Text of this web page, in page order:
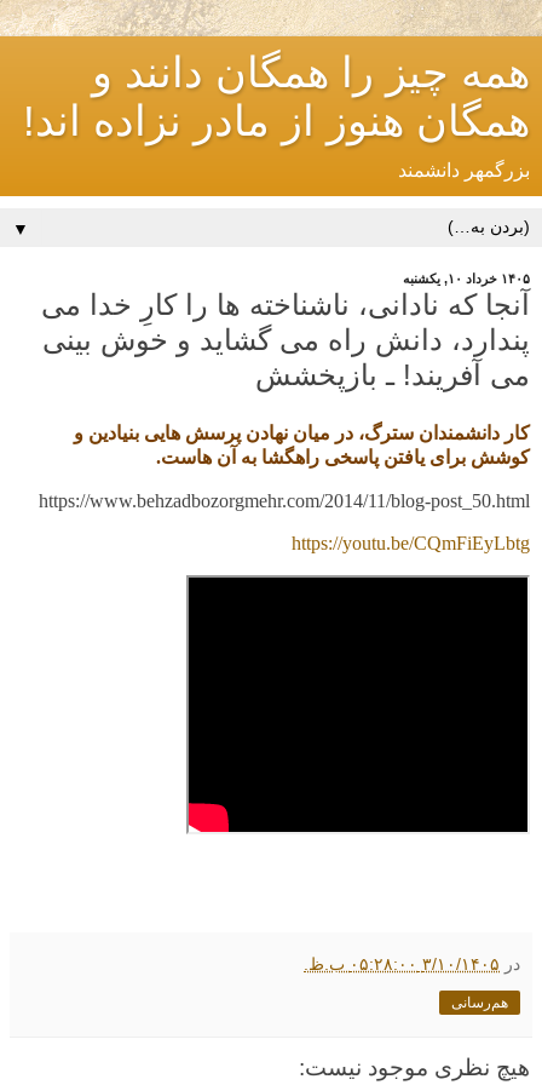
همه چیز را همگان دانند و
همگان هنوز از مادر نزاده اند!
بزرگمهر دانشمند
▼
۱۴۰۵ خرداد ۱۰, یکشنبه
آنجا که نادانی، ناشناخته ها را کارِ خدا می
پندارد، دانش راه می گشاید و خوش بینی
می آفریند! ـ بازپخشش
کار دانشمندان سترگ، در میان نهادن پرسش هایی بنیادین و
کوشش برای یافتن پاسخی راهگشا به آن هاست.
https://www.behzadbozorgmehr.com/2014/11/blog-post_50.html
https://youtu.be/CQmFiEyLbtg
در ۳/۱۰/۱۴۰۵ ۰۵:۲۸:۰۰ ب.ظ.
هم‌رسانی
هیچ نظری موجود نیست: